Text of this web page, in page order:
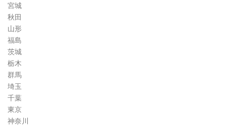
宮城
秋田
山形
福島
茨城
栃木
群馬
埼玉
千葉
東京
神奈川